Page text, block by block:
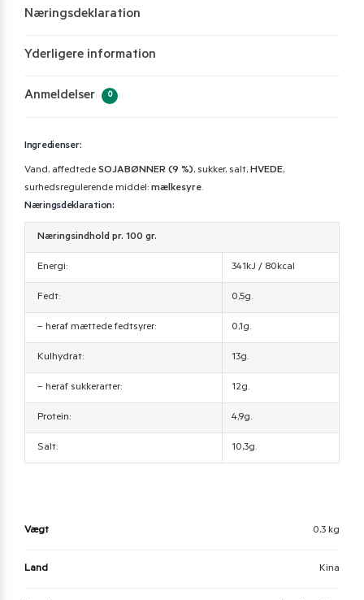
Næringsdeklaration
Yderligere information
Anmeldelser 0
Ingredienser:
Vand, affedtede SOJABØNNER (9 %), sukker, salt, HVEDE,
surhedsregulerende middel: mælkesyre.
Næringsdeklaration:
Næringsindhold pr. 100 gr.
Energi: 341kJ / 80kcal
Fedt: 0,5g.
– heraf mættede fedtsyrer: 0,1g.
Kulhydrat: 13g.
– heraf sukkerarter: 12g.
Protein: 4,9g.
Salt: 10,3g.
Vægt 0,3 kg
Land Kina